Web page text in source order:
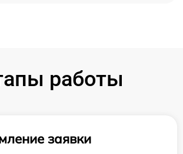
работы
заявки